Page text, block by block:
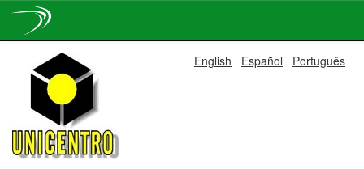
navigation
English Español Português